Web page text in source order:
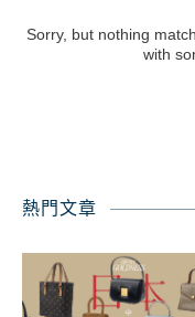
Sorry, but nothing
with
熱門文章